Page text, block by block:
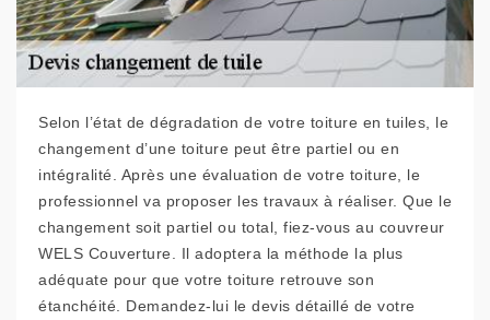
Selon l’état de dégradation de votre toiture en tuiles, le
changement d’une toiture peut être partiel ou en
intégralité. Après une évaluation de votre toiture, le
professionnel va proposer les travaux à réaliser. Que le
changement soit partiel ou total, fiez-vous au couvreur
WELS Couverture. Il adoptera la méthode la plus
adéquate pour que votre toiture retrouve son
étanchéité. Demandez-lui le devis détaillé de votre